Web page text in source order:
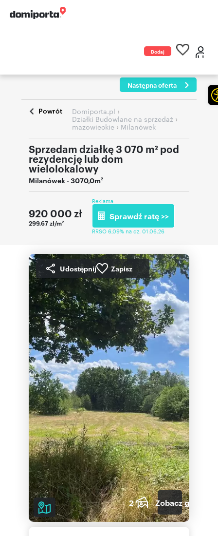
Dodaj
Następna oferta
Powrót Domiporta.pl ›
Działki Budowlane na sprzedaż ›
mazowieckie › Milanówek
Sprzedam działkę 3 070 m² pod
rezydencję lub dom
wielolokalowy
Milanówek- 3070,0m2
920 000 zł
299,67 zł/m2
Reklama
Sprawdź ratę >>
RRSO 6,09% na dz. 01.06.26
Udostępnij Zapisz
2 Zobacz galerię